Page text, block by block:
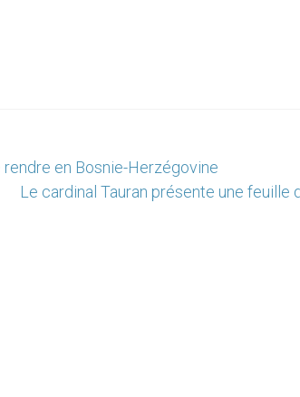
en Bosnie-Herzégovine
Le cardinal Tauran présente une